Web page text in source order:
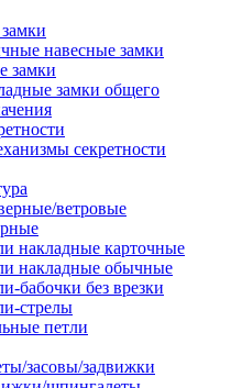
навесные замки
замки
замки общего
секретности
ветровые
накладные карточные
накладные обычные
бабочки без врезки
стрелы
петли
засовы/задвижки